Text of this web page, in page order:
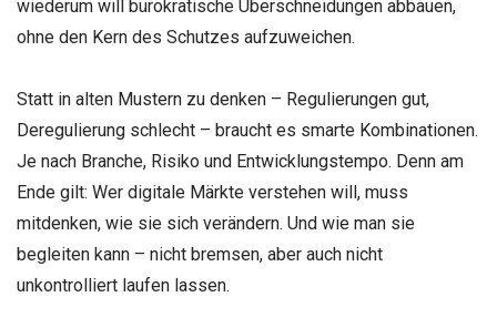
wiederum will bürokratische Überschneidungen abbauen,
ohne den Kern des Schutzes aufzuweichen.
Statt in alten Mustern zu denken – Regulierungen gut,
Deregulierung schlecht – braucht es smarte Kombinationen.
Je nach Branche, Risiko und Entwicklungstempo. Denn am
Ende gilt: Wer digitale Märkte verstehen will, muss
mitdenken, wie sie sich verändern. Und wie man sie
begleiten kann – nicht bremsen, aber auch nicht
unkontrolliert laufen lassen.